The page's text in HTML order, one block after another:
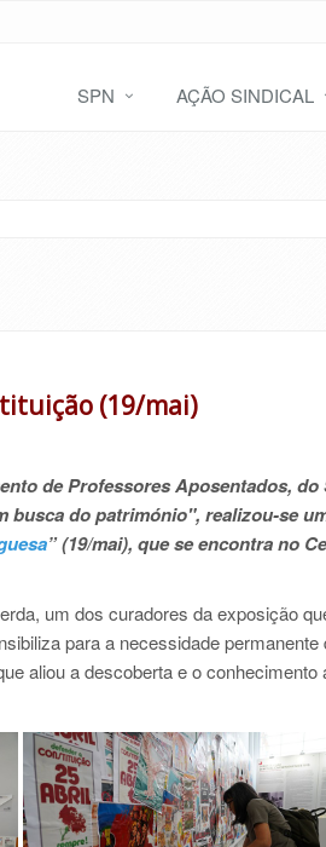
SPN AÇÃO SINDICAL
(19/mai)
de Professores Aposentados,
busca do património", realizou-se
” (19/mai), que se encontra no
um dos curadores da exposição
para a necessidade
aliou a descoberta e o